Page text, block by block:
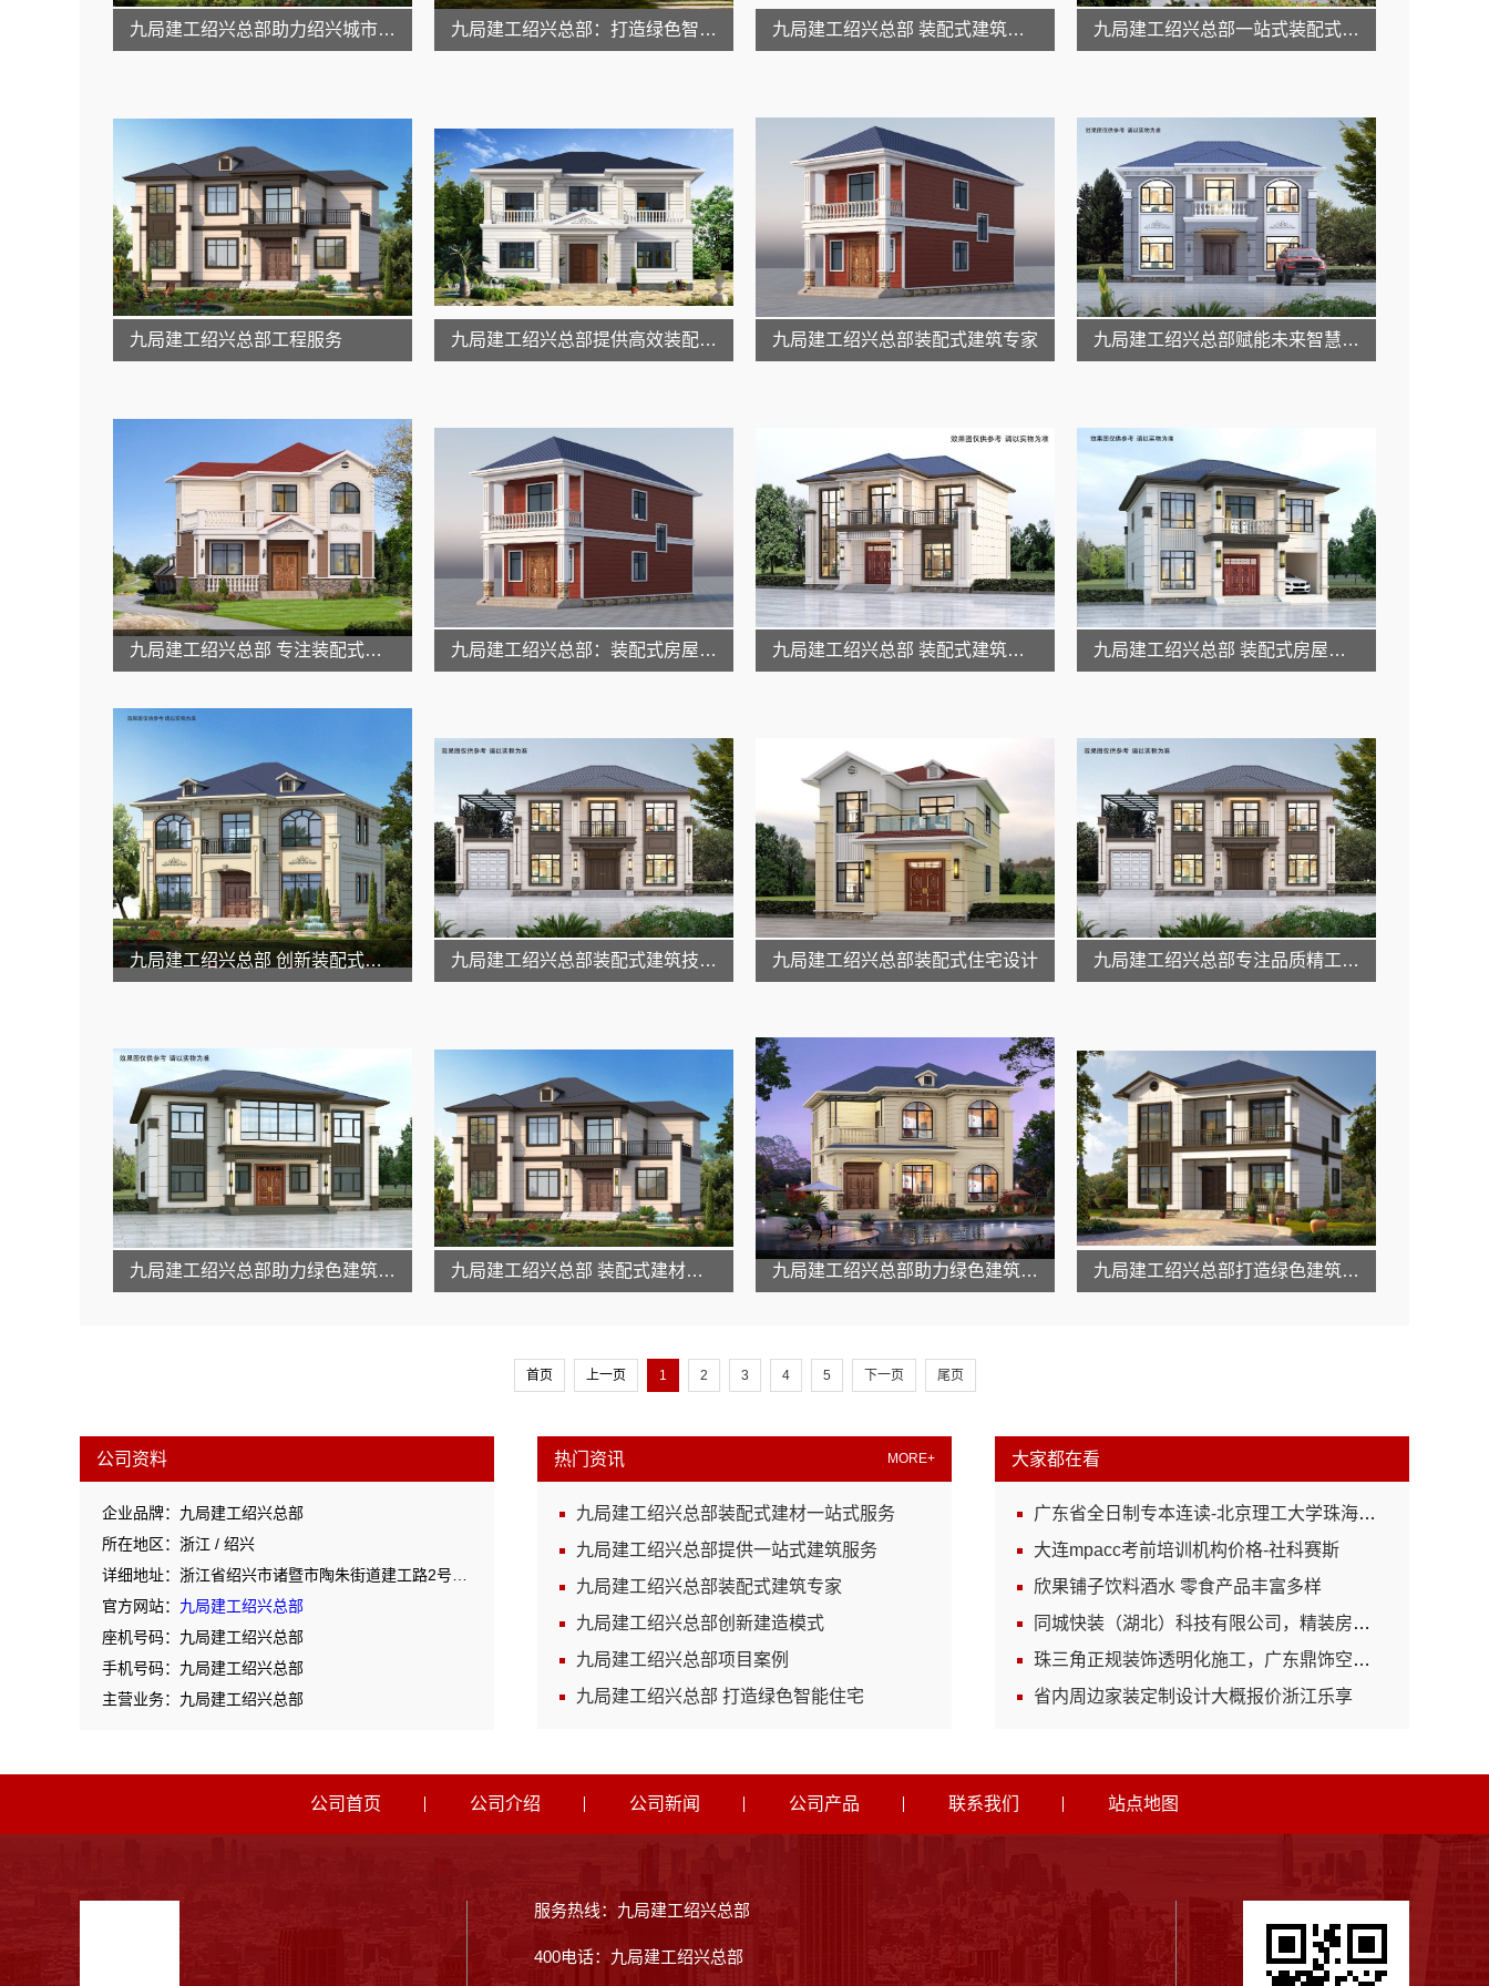
九局建工绍兴总部助力绍兴城市建设 九局建工绍兴总部：打造绿色智能装配式住宅 九局建工绍兴总部 装配式建筑专家 九局建工绍兴总部一站式装配式建筑解决方案
九局建工绍兴总部工程服务 九局建工绍兴总部提供高效装配式建筑服务 九局建工绍兴总部装配式建筑专家 九局建工绍兴总部赋能未来智慧居住空间
九局建工绍兴总部 专注装配式建筑 九局建工绍兴总部：装配式房屋定制专家 九局建工绍兴总部 装配式建筑技术领先 九局建工绍兴总部 装配式房屋建造专家
九局建工绍兴总部 创新装配式建造模式 九局建工绍兴总部装配式建筑技术领先 九局建工绍兴总部装配式住宅设计 九局建工绍兴总部专注品质精工建造
九局建工绍兴总部助力绿色建筑发展 九局建工绍兴总部 装配式建材一站式 九局建工绍兴总部助力绿色建筑发展 九局建工绍兴总部打造绿色建筑新标杆
首页 上一页 1 2 3 4 5 下一页 尾页
公司资料
企业品牌：九局建工绍兴总部
所在地区：浙江 / 绍兴
官方网站： 九局建工绍兴总部
座机号码：九局建工绍兴总部
手机号码：九局建工绍兴总部
主营业务：九局建工绍兴总部
热门资讯 MORE+
九局建工绍兴总部装配式建材一站式服务
九局建工绍兴总部提供一站式建筑服务
九局建工绍兴总部装配式建筑专家
九局建工绍兴总部创新建造模式
九局建工绍兴总部项目案例
九局建工绍兴总部 打造绿色智能住宅
大家都在看
广东省全日制专本连读-北京理工大学珠海学院继续教育学院
大连mpacc考前培训机构价格-社科赛斯
欣果铺子饮料酒水 零食产品丰富多样
同城快装（湖北）科技有限公司，精装房翻新设计零增项省心装修
珠三角正规装饰透明化施工，广东鼎饰空间装饰工程有限公司
省内周边家装定制设计大概报价浙江乐享
公司首页 公司介绍 公司新闻 公司产品 联系我们 站点地图
服务热线：九局建工绍兴总部
400电话：九局建工绍兴总部